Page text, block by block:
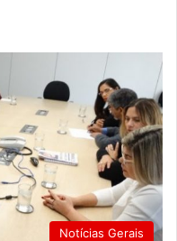
Notícias Gerais